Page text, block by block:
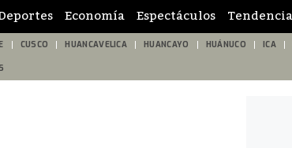
Economía Espectáculos Tendencia
CUSCO HUANCAVELICA HUANCAYO HUÁNUCO ICA